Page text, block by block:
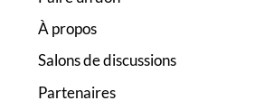
À propos
Salons de discussions
Partenaires